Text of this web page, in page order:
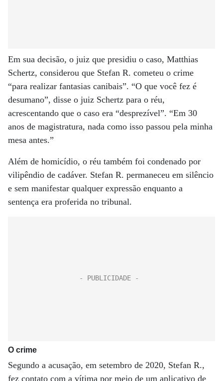
Em sua decisão, o juiz que presidiu o caso, Matthias
Schertz, considerou que Stefan R. cometeu o crime
“para realizar fantasias canibais”. “O que você fez é
desumano”, disse o juiz Schertz para o réu,
acrescentando que o caso era “desprezível”. “Em 30
anos de magistratura, nada como isso passou pela minha
mesa antes.”
Além de homicídio, o réu também foi condenado por
vilipêndio de cadáver. Stefan R. permaneceu em silêncio
e sem manifestar qualquer expressão enquanto a
sentença era proferida no tribunal.
O crime
Segundo a acusação, em setembro de 2020, Stefan R.,
fez contato com a vítima por meio de um aplicativo de